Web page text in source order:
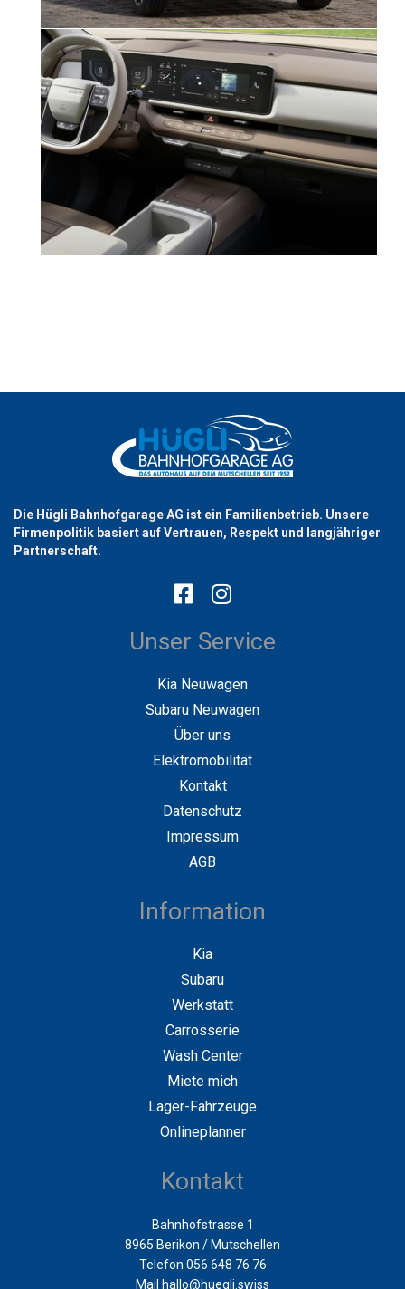
Die Hügli Bahnhofgarage AG ist ein Familienbetrieb. Unsere
Firmenpolitik basiert auf Vertrauen, Respekt und langjähriger
Partnerschaft.
Unser Service
Kia Neuwagen
Subaru Neuwagen
Über uns
Elektromobilität
Kontakt
Datenschutz
Impressum
AGB
Information
Kia
Subaru
Werkstatt
Carrosserie
Wash Center
Miete mich
Lager-Fahrzeuge
Onlineplanner
Kontakt
Bahnhofstrasse 1
8965 Berikon / Mutschellen
Telefon 056 648 76 76
Mail hallo@huegli.swiss